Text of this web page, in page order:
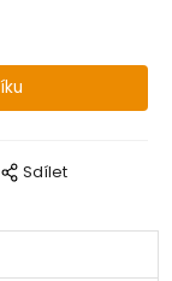
Sdílet